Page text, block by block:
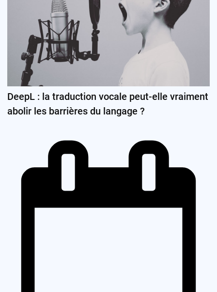
DeepL : la traduction vocale peut-elle vraiment
abolir les barrières du langage ?